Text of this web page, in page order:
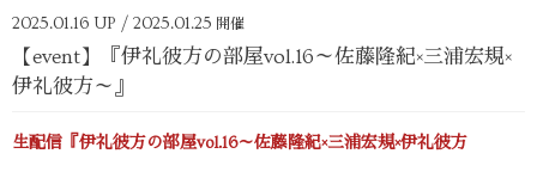
2025.01.16 UP / 2025.01.25 開催
【event】『伊礼彼方の部屋vol.16～佐藤隆紀×三浦宏規×
伊礼彼方～』
生配信『伊礼彼方の部屋vol.16～佐藤隆紀×三浦宏規×伊礼彼方